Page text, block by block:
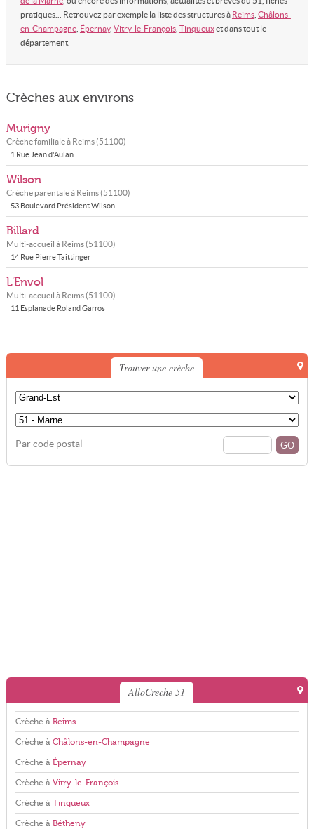
pratiques... Retrouvez par exemple la liste des structures à Reims, Châlons-
en-Champagne, Épernay, Vitry-le-François, Tinqueuxet dans tout le
département.
Crèches aux environs
Murigny
Crèche familiale à Reims(51100)
1 Rue Jean d'Aulan
Wilson
Crèche parentale à Reims(51100)
53 Boulevard Président Wilson
Billard
Multi-accueil à Reims(51100)
14 Rue Pierre Taittinger
L'Envol
Multi-accueil à Reims(51100)
11 Esplanade Roland Garros
Trouver une crèche
Par code postal
AlloCreche 51
Crèche à Reims
Crèche à Châlons-en-Champagne
Crèche à Épernay
Crèche à Vitry-le-François
Crèche à Tinqueux
Crèche à Bétheny